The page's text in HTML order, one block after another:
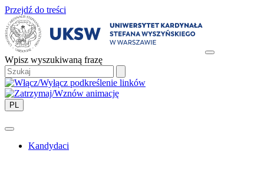
Przejdź do treści
Wpisz wyszukiwaną frazę
PL
Kandydaci